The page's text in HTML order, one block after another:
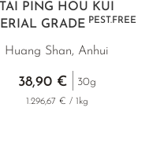
TAI PING HOU KUI
GRADE PEST.FREE
Huang Shan, Anhui
38,90 € 30g
1.296,67 € / 1kg